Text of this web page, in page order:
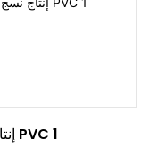
إنتاج نسج أقمشة البوليستر للقماش المشمع PVC 1